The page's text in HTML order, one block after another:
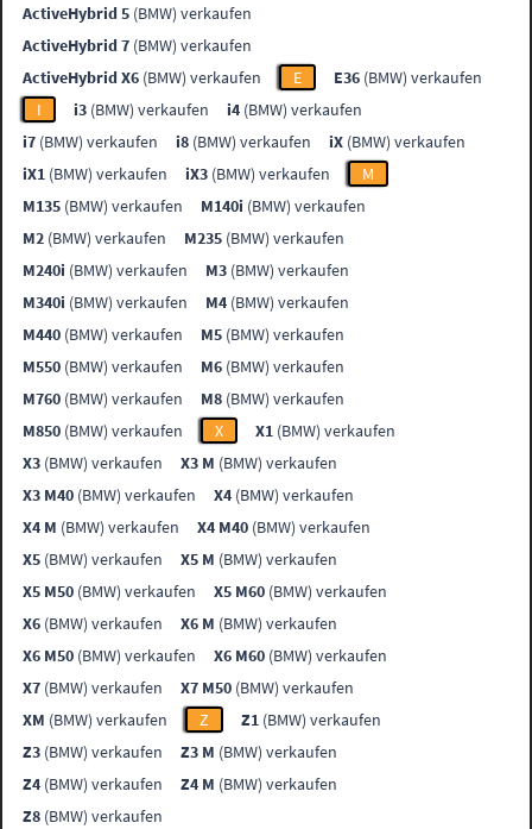
ActiveHybrid 5 (BMW) verkaufen
ActiveHybrid 7 (BMW) verkaufen
ActiveHybrid X6 (BMW) verkaufen E E36 (BMW) verkaufen
I
i3 (BMW) verkaufen i4 (BMW) verkaufen
i7 (BMW) verkaufen i8 (BMW) verkaufen iX (BMW) verkaufen
iX1 (BMW) verkaufen iX3 (BMW) verkaufen
M
M135 (BMW) verkaufen M140i (BMW) verkaufen
M2 (BMW) verkaufen M235 (BMW) verkaufen
M240i (BMW) verkaufen M3 (BMW) verkaufen
M340i (BMW) verkaufen M4 (BMW) verkaufen
M440 (BMW) verkaufen M5 (BMW) verkaufen
M550 (BMW) verkaufen M6 (BMW) verkaufen
M760 (BMW) verkaufen M8 (BMW) verkaufen
M850 (BMW) verkaufen X X1 (BMW) verkaufen
X3 (BMW) verkaufen X3 M (BMW) verkaufen
X3 M40 (BMW) verkaufen X4 (BMW) verkaufen
X4 M (BMW) verkaufen X4 M40 (BMW) verkaufen
X5 (BMW) verkaufen X5 M (BMW) verkaufen
X5 M50 (BMW) verkaufen X5 M60 (BMW) verkaufen
X6 (BMW) verkaufen X6 M (BMW) verkaufen
X6 M50 (BMW) verkaufen X6 M60 (BMW) verkaufen
X7 (BMW) verkaufen X7 M50 (BMW) verkaufen
XM (BMW) verkaufen Z Z1 (BMW) verkaufen
Z3 (BMW) verkaufen Z3 M (BMW) verkaufen
Z4 (BMW) verkaufen Z4 M (BMW) verkaufen
Z8 (BMW) verkaufen